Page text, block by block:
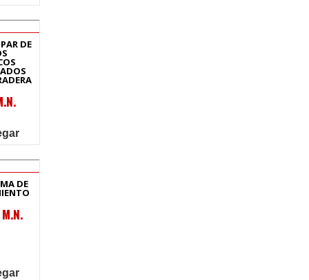
DE
DE